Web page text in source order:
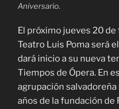
Aniversario.
El próximo jueves 20 de
Teatro Luis Poma será
dará inicio a su nueva
Tiempos de Ópera. En
agrupación
años de la fundación de